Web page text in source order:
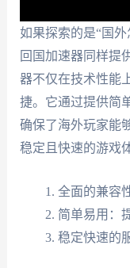
如果探索的是“国外
回国加速器同样提
器不仅在技术性能
捷。它通过提供简
确保了海外玩家能
稳定且快速的游戏
全面的兼容
简单易用：
稳定快速的